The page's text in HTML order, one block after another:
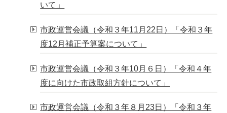
いて」
市政運営会議（令和３年11月22日）「令和３年
度12月補正予算案について」
市政運営会議（令和３年10月６日）「令和４年
度に向けた市政取組方針について」
市政運営会議（令和３年８月23日）「令和３年